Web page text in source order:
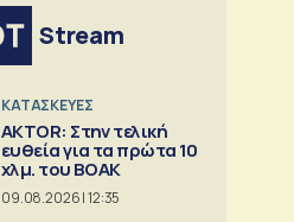
Stream
ΚΑΤΑΣΚΕΥΕΣ
AKTOR: Στην τελική
ευθεία για τα πρώτα 10
χλμ. του ΒΟΑΚ
09.08.2026 | 12:35